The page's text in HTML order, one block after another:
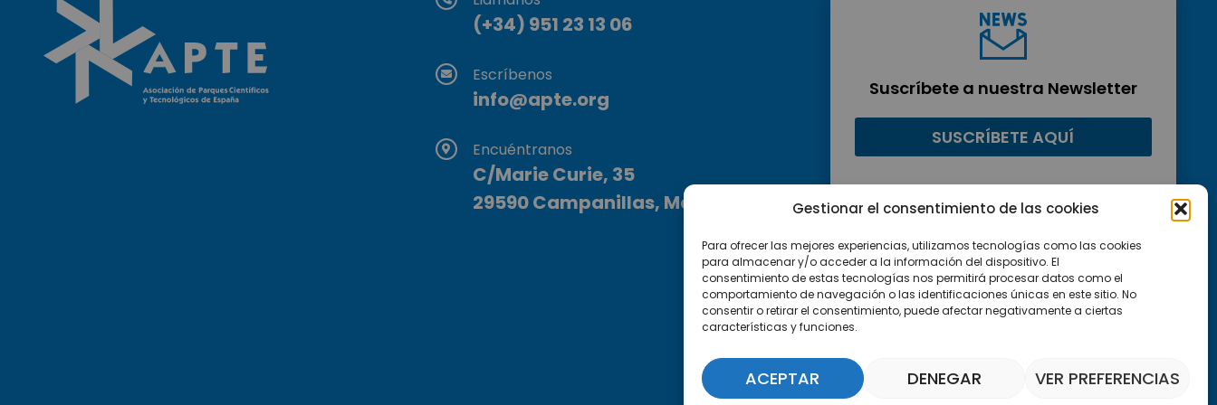
Gestionar el consentimiento de las cookies
Para ofrecer las mejores experiencias, utilizamos tecnologías como las cookies
para almacenar y/o acceder a la información del dispositivo. El
consentimiento de estas tecnologías nos permitirá procesar datos como el
comportamiento de navegación o las identificaciones únicas en este sitio. No
consentir o retirar el consentimiento, puede afectar negativamente a ciertas
características y funciones.
ACEPTAR DENEGAR VER PREFERENCIAS
(+34) 951 23 13 06
Escríbenos
info@apte.org
Encuéntranos
C/Marie Curie, 35
29590 Campanillas, Málaga
Suscríbete a nuestra Newsletter
SUSCRÍBETE AQUÍ